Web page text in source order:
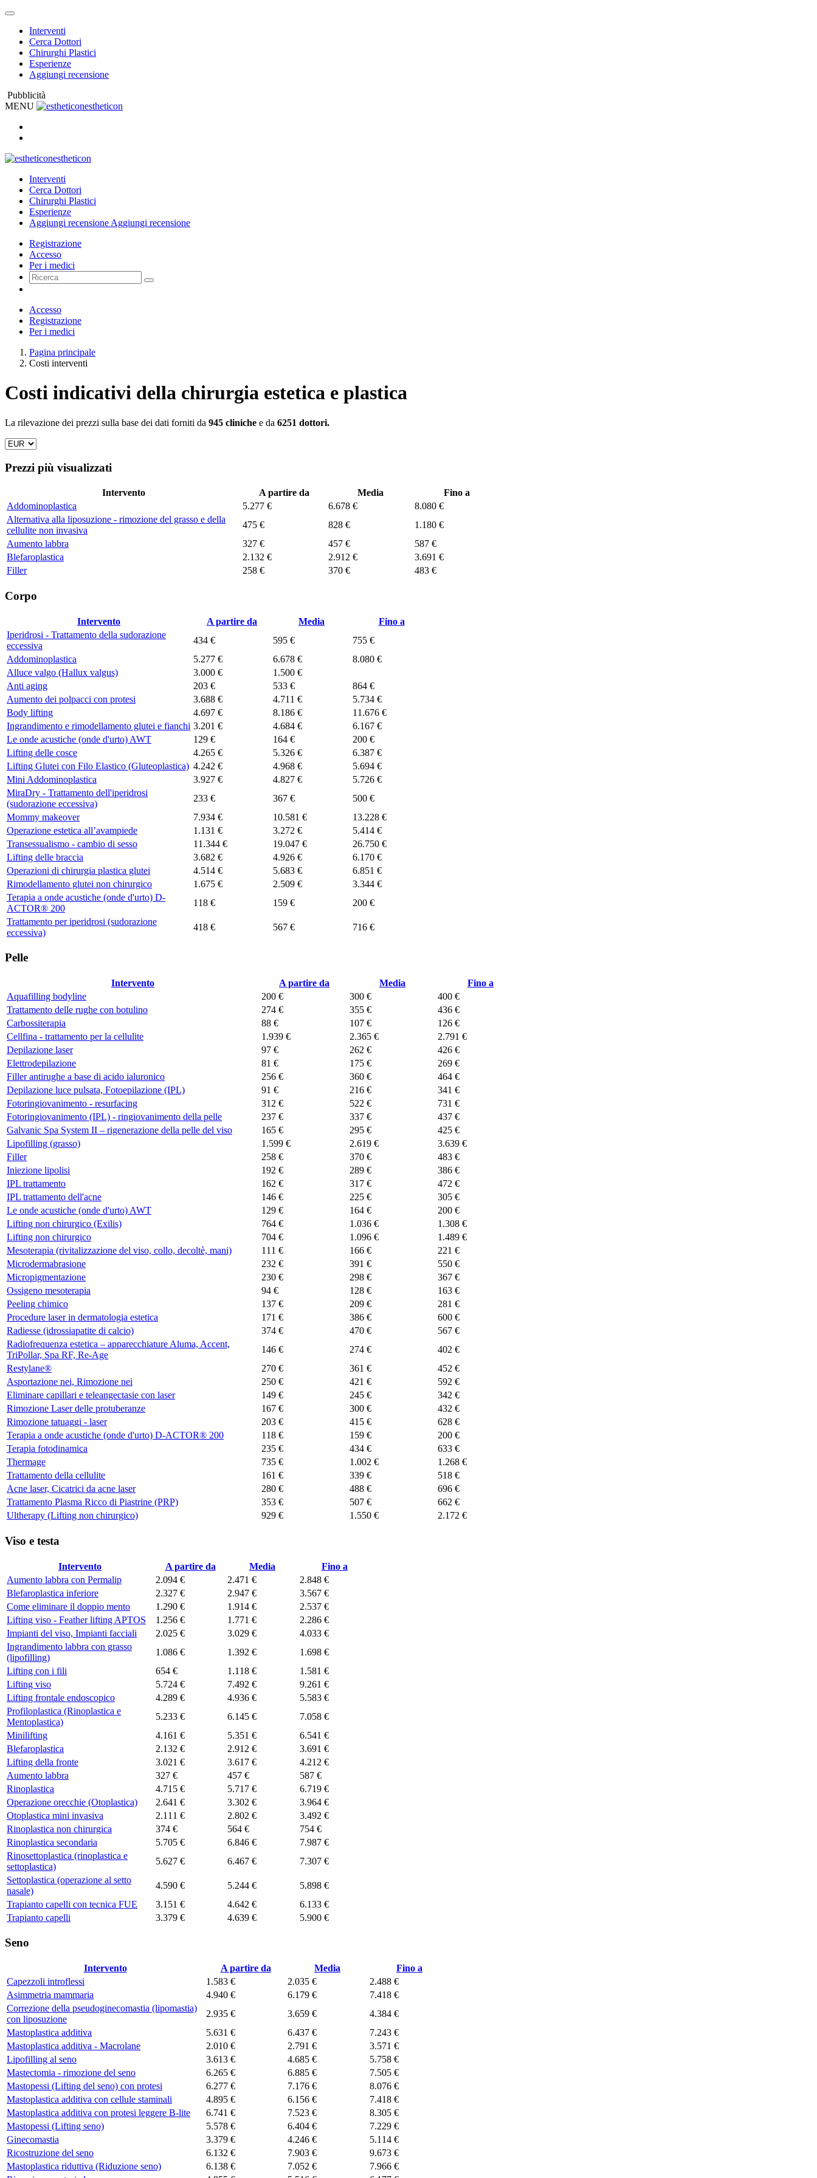
Interventi
Cerca Dottori
Chirurghi Plastici
Esperienze
Aggiungi recensione
Pubblicità
MENU
estheticon
estheticon
Interventi
Cerca Dottori
Chirurghi Plastici
Esperienze
Aggiungi recensione Aggiungi recensione
Registrazione
Accesso
Per i medici
Accesso
Registrazione
Per i medici
Pagina principale
Costi interventi
Costi indicativi della chirurgia estetica e plastica
La rilevazione dei prezzi sulla base dei dati forniti da 945 cliniche e da 6251 dottori.
Prezzi più visualizzati
Intervento A partire da Media
Fino a
Addominoplastica
5.277 € 6.678 €
8.080 €
Alternativa alla liposuzione - rimozione del grasso e della
cellulite non invasiva
475 € 828 €
1.180 €
Aumento labbra
327 € 457 €
587 €
Blefaroplastica
2.132 € 2.912 €
3.691 €
Filler
258 € 370 € 483 €
Corpo
Intervento A partire da Media
Fino a
Iperidrosi - Trattamento della sudorazione
eccessiva
434 € 595 €
755 €
Addominoplastica
5.277 € 6.678 €
8.080 €
Alluce valgo (Hallux valgus)
3.000 €
1.500 €
Anti aging
203 € 533 €
864 €
Aumento dei polpacci con protesi
3.688 € 4.711 €
5.734 €
Body lifting
4.697 € 8.186 €
11.676 €
Ingrandimento e rimodellamento glutei e fianchi 3.201 € 4.684 €
6.167 €
Le onde acustiche (onde d'urto) AWT
129 € 164 €
200 €
Lifting delle cosce
4.265 € 5.326 €
6.387 €
Lifting Glutei con Filo Elastico (Gluteoplastica) 4.242 € 4.968 €
5.694 €
Mini Addominoplastica
3.927 € 4.827 €
5.726 €
MiraDry - Trattamento dell'iperidrosi
(sudorazione eccessiva)
233 € 367 €
500 €
Mommy makeover
7.934 € 10.581 €
13.228 €
Operazione estetica all’avampiede
1.131 € 3.272 €
5.414 €
Transessualismo - cambio di sesso
11.344 € 19.047 €
26.750 €
Lifting delle braccia
3.682 € 4.926 €
6.170 €
Operazioni di chirurgia plastica glutei
4.514 € 5.683 €
6.851 €
Rimodellamento glutei non chirurgico
1.675 € 2.509 €
3.344 €
Terapia a onde acustiche (onde d'urto) D-
ACTOR® 200
118 € 159 €
200 €
Trattamento per iperidrosi (sudorazione
eccessiva)
418 € 567 € 716 €
Pelle
Intervento A partire da Media
Fino a
Aquafilling bodyline
200 € 300 €
400 €
Trattamento delle rughe con botulino
274 € 355 €
436 €
Carbossiterapia
88 € 107 €
126 €
Cellfina - trattamento per la cellulite
1.939 € 2.365 €
2.791 €
Depilazione laser
97 € 262 €
426 €
Elettrodepilazione
81 € 175 €
269 €
Filler antirughe a base di acido ialuronico
256 € 360 €
464 €
Depilazione luce pulsata, Fotoepilazione (IPL)
91 € 216 €
341 €
Fotoringiovanimento - resurfacing
312 € 522 €
731 €
Fotoringiovanimento (IPL) - ringiovanimento della pelle
237 € 337 €
437 €
Galvanic Spa System II – rigenerazione della pelle del viso
165 € 295 €
425 €
Lipofilling (grasso)
1.599 € 2.619 €
3.639 €
Filler
258 € 370 €
483 €
Iniezione lipolisi
192 € 289 €
386 €
IPL trattamento
162 € 317 €
472 €
IPL trattamento dell'acne
146 € 225 €
305 €
Le onde acustiche (onde d'urto) AWT
129 € 164 €
200 €
Lifting non chirurgico (Exilis)
764 € 1.036 €
1.308 €
Lifting non chirurgico
704 € 1.096 €
1.489 €
Mesoterapia (rivitalizzazione del viso, collo, decoltè, mani)
111 € 166 €
221 €
Microdermabrasione
232 € 391 €
550 €
Micropigmentazione
230 € 298 €
367 €
Ossigeno mesoterapia
94 € 128 €
163 €
Peeling chimico
137 € 209 €
281 €
Procedure laser in dermatologia estetica
171 € 386 €
600 €
Radiesse (idrossiapatite di calcio)
374 € 470 €
567 €
Radiofrequenza estetica – apparecchiature Aluma, Accent,
TriPollar, Spa RF, Re-Age
146 € 274 €
402 €
Restylane®
270 € 361 €
452 €
Asportazione nei, Rimozione nei
250 € 421 €
592 €
Eliminare capillari e teleangectasie con laser
149 € 245 €
342 €
Rimozione Laser delle protuberanze
167 € 300 €
432 €
Rimozione tatuaggi - laser
203 € 415 €
628 €
Terapia a onde acustiche (onde d'urto) D-ACTOR® 200
118 € 159 €
200 €
Terapia fotodinamica
235 € 434 €
633 €
Thermage
735 € 1.002 €
1.268 €
Trattamento della cellulite
161 € 339 €
518 €
Acne laser, Cicatrici da acne laser
280 € 488 €
696 €
Trattamento Plasma Ricco di Piastrine (PRP)
353 € 507 €
662 €
Ultherapy (Lifting non chirurgico)
929 € 1.550 € 2.172 €
Viso e testa
Intervento A partire da Media
Fino a
Aumento labbra con Permalip
2.094 € 2.471 €
2.848 €
Blefaroplastica inferiore
2.327 € 2.947 €
3.567 €
Come eliminare il doppio mento
1.290 € 1.914 €
2.537 €
Lifting viso - Feather lifting APTOS
1.256 € 1.771 €
2.286 €
Impianti del viso, Impianti facciali
2.025 € 3.029 €
4.033 €
Ingrandimento labbra con grasso
(lipofilling)
1.086 € 1.392 €
1.698 €
Lifting con i fili
654 € 1.118 €
1.581 €
Lifting viso
5.724 € 7.492 €
9.261 €
Lifting frontale endoscopico
4.289 € 4.936 €
5.583 €
Profiloplastica (Rinoplastica e
Mentoplastica)
5.233 € 6.145 €
7.058 €
Minilifting
4.161 € 5.351 €
6.541 €
Blefaroplastica
2.132 € 2.912 €
3.691 €
Lifting della fronte
3.021 € 3.617 €
4.212 €
Aumento labbra
327 € 457 €
587 €
Rinoplastica
4.715 € 5.717 €
6.719 €
Operazione orecchie (Otoplastica)
2.641 € 3.302 €
3.964 €
Otoplastica mini invasiva
2.111 € 2.802 €
3.492 €
Rinoplastica non chirurgica
374 € 564 €
754 €
Rinoplastica secondaria
5.705 € 6.846 €
7.987 €
Rinosettoplastica (rinoplastica e
settoplastica)
5.627 € 6.467 €
7.307 €
Settoplastica (operazione al setto
nasale)
4.590 € 5.244 €
5.898 €
Trapianto capelli con tecnica FUE
3.151 € 4.642 €
6.133 €
Trapianto capelli
3.379 € 4.639 € 5.900 €
Seno
Intervento A partire da Media
Fino a
Capezzoli introflessi
1.583 € 2.035 €
2.488 €
Asimmetria mammaria
4.940 € 6.179 €
7.418 €
Correzione della pseudoginecomastia (lipomastia)
con liposuzione
2.935 € 3.659 €
4.384 €
Mastoplastica additiva
5.631 € 6.437 €
7.243 €
Mastoplastica additiva - Macrolane
2.010 € 2.791 €
3.571 €
Lipofilling al seno
3.613 € 4.685 €
5.758 €
Mastectomia - rimozione del seno
6.265 € 6.885 €
7.505 €
Mastopessi (Lifting del seno) con protesi
6.277 € 7.176 €
8.076 €
Mastoplastica additiva con cellule staminali
4.895 € 6.156 €
7.418 €
Mastoplastica additiva con protesi leggere B-lite
6.741 € 7.523 €
8.305 €
Mastopessi (Lifting seno)
5.578 € 6.404 €
7.229 €
Ginecomastia
3.379 € 4.246 €
5.114 €
Ricostruzione del seno
6.132 € 7.903 €
9.673 €
Mastoplastica riduttiva (Riduzione seno)
6.138 € 7.052 €
7.966 €